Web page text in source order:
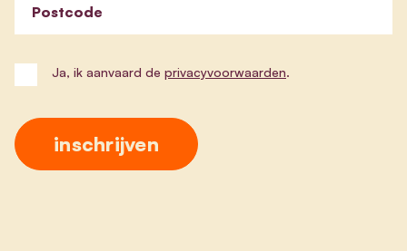
Postcode
Ja, ik aanvaard de privacyvoorwaarden.